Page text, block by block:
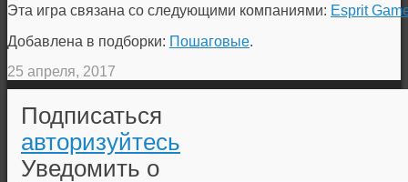
Эта игра связана со следующими компаниями: Esprit
Добавлена в подборки: Пошаговые.
25 апреля, 2017
Подписаться
авторизуйтесь
Уведомить о